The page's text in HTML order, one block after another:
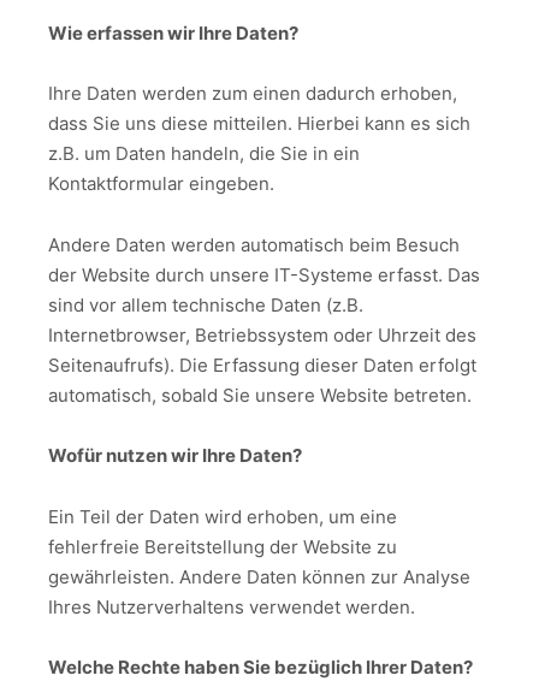
Wie erfassen wir Ihre Daten?
Ihre Daten werden zum einen dadurch erhoben,
dass Sie uns diese mitteilen. Hierbei kann es sich
z.B. um Daten handeln, die Sie in ein
Kontaktformular eingeben.
Andere Daten werden automatisch beim Besuch
der Website durch unsere IT-Systeme erfasst. Das
sind vor allem technische Daten (z.B.
Internetbrowser, Betriebssystem oder Uhrzeit des
Seitenaufrufs). Die Erfassung dieser Daten erfolgt
automatisch, sobald Sie unsere Website betreten.
Wofür nutzen wir Ihre Daten?
Ein Teil der Daten wird erhoben, um eine
fehlerfreie Bereitstellung der Website zu
gewährleisten. Andere Daten können zur Analyse
Ihres Nutzerverhaltens verwendet werden.
Welche Rechte haben Sie bezüglich Ihrer Daten?